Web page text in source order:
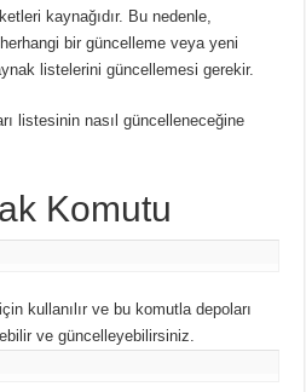
kaynağıdır. Bu nedenle,
bir güncelleme veya yeni
listelerini güncellemesi gerekir.
listesinin nasıl güncelleneceğine
Komutu
kullanılır ve bu komutla depoları
ve güncelleyebilirsiniz.